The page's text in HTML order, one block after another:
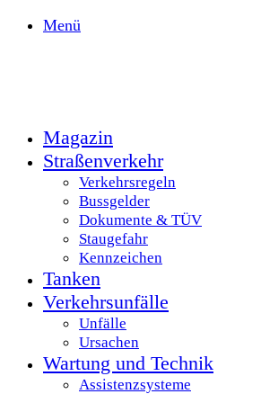
Menü
Magazin
Straßenverkehr
Verkehrsregeln
Bussgelder
Dokumente & TÜV
Staugefahr
Kennzeichen
Tanken
Verkehrsunfälle
Unfälle
Ursachen
Wartung und Technik
Assistenzsysteme